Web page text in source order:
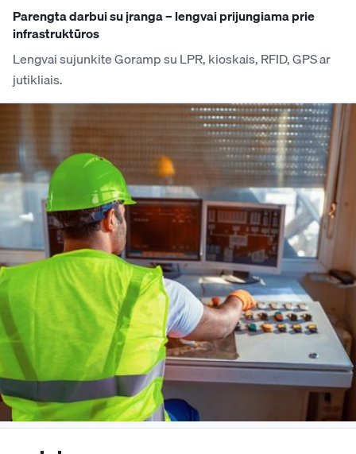
Parengta darbui su įranga – lengvai prijungiama prie
infrastruktūros
Lengvai sujunkite Goramp su LPR, kioskais, RFID, GPS ar
jutikliais.
Paprastos integracijos per API, EDI ar failų apsikeitimą, taip
pat „plug-and-play“ palaikymas jūsų kiemo
technologijoms.
KAIP TAI VEIKIA